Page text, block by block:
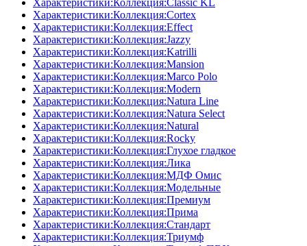
Характеристики:Коллекция:Classic KL
Характеристики:Коллекция:Cortex
Характеристики:Коллекция:Effect
Характеристики:Коллекция:Jazzy
Характеристики:Коллекция:Katrilli
Характеристики:Коллекция:Mansion
Характеристики:Коллекция:Marco Polo
Характеристики:Коллекция:Modern
Характеристики:Коллекция:Natura Line
Характеристики:Коллекция:Natura Select
Характеристики:Коллекция:Natural
Характеристики:Коллекция:Rocky
Характеристики:Коллекция:Глухое гладкое
Характеристики:Коллекция:Лика
Характеристики:Коллекция:МДФ Омис
Характеристики:Коллекция:Модельные
Характеристики:Коллекция:Премиум
Характеристики:Коллекция:Прима
Характеристики:Коллекция:Стандарт
Характеристики:Коллекция:Триумф